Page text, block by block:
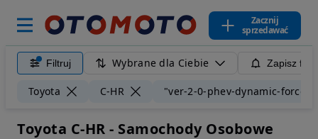
Zacznij
sprzedawać
Filtruj Wybrane dla Ciebie Zapisz
Toyota C-HR "ver-2-0-phev-dynamic-force-
Toyota C-HR - Samochody Osobowe